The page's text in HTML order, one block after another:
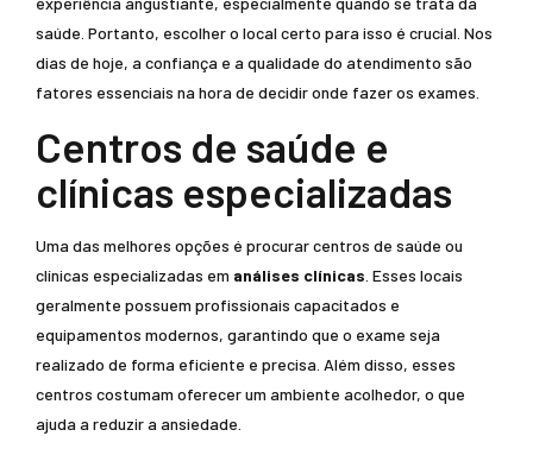
saúde. Portanto, escolher o local certo para isso é crucial. Nos
dias de hoje, a confiança e a qualidade do atendimento são
fatores essenciais na hora de decidir onde fazer os exames.
Centros de saúde e
clínicas especializadas
Uma das melhores opções é procurar centros de saúde ou
clínicas especializadas em análises clínicas . Esses locais
geralmente possuem profissionais capacitados e
equipamentos modernos, garantindo que o exame seja
realizado de forma eficiente e precisa. Além disso, esses
centros costumam oferecer um ambiente acolhedor, o que
ajuda a reduzir a ansiedade.